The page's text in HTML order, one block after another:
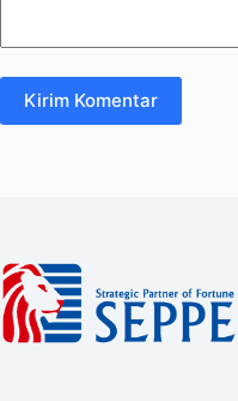
Kirim Komentar